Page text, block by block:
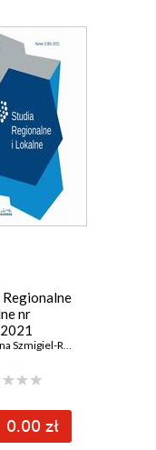
,Olha Chepel
Regionalne
nr
Katarzyna Szmigiel-Rawska
0.00 zł